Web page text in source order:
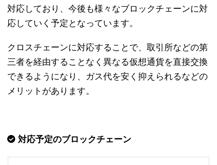
対応しており、今後も様々なブロックチェーンに対
応していく予定となっています。
クロスチェーンに対応することで、取引所などの第
三者を経由することなく異なる仮想通貨を直接交換
できるようになり、ガス代を安く抑えられるなどの
メリットがあります。
対応予定のブロックチェーン